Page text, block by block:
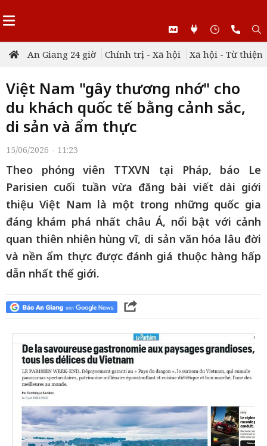
An Giang 24 giờ Chính trị - Xã hội Xã hội - Từ thiện
Việt Nam "gây thương nhớ" cho
du khách quốc tế bằng cảnh sắc,
di sản và ẩm thực
15/06/2026 - 11:23
Theo phóng viên TTXVN tại Pháp, báo Le
Parisien cuối tuần vừa đăng bài viết dài giới
thiệu Việt Nam là một trong những quốc gia
đáng khám phá nhất châu Á, nổi bật với cảnh
quan thiên nhiên hùng vĩ, di sản văn hóa lâu đời
và nền ẩm thực được đánh giá thuộc hàng hấp
dẫn nhất thế giới.